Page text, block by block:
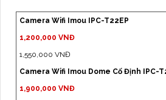
Camera Wifi Imou IPC-T22EP
1,200,000 VNĐ
1,550,000 VNĐ
Camera Wifi Imou Dome Cố Định IPC-
1,900,000 VNĐ